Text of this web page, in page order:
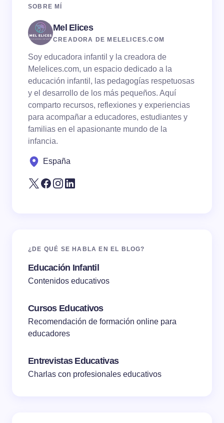
Your Comment *
Email *
Save my name and email in this browser for the
SOBRE MÍ
Mel Elices
CREADORA DE MELELICES.COM
Soy educadora infantil y la creadora de
Melelices.com, un espacio dedicado a la
educación infantil, las pedagogías respetuosas
y el desarrollo de los más pequeños. Aquí
comparto recursos, reflexiones y experiencias
para acompañar a educadores, estudiantes y
familias en el apasionante mundo de la
infancia.
España
¿DE QUÉ SE HABLA EN EL BLOG?
Educación Infantil
Contenidos educativos
Cursos Educativos
Recomendación de formación online para
educadores
Entrevistas Educativas
Charlas con profesionales educativos